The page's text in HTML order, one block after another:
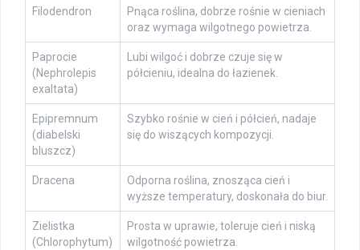
Filodendron
Pnąca roślina, dobrze rośnie w cieniach
oraz wymaga wilgotnego powietrza.
Paprocie
(Nephrolepis
exaltata)
Lubi wilgoć i dobrze czuje się w
półcieniu, idealna do łazienek.
Epipremnum
(diabelski
bluszcz)
Szybko rośnie w cień i półcień, nadaje
się do wiszących kompozycji.
Dracena
Odporna roślina, znosząca cień i
wyższe temperatury, doskonała do biur.
Zielistka
(Chlorophytum)
Prosta w uprawie, toleruje cień i niską
wilgotność powietrza.